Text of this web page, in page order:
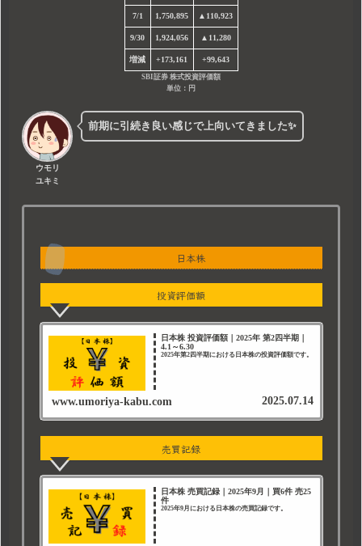
7/1 1,750,895 ▲110,923
9/30 1,924,056 ▲11,280
増減 +173,161 +99,643
SBI証券 株式投資評価額
単位：円
ウモリ
ユキミ
前期に引続き良い感じで上向いてきました✨
日本株
投資評価額
日本株 投資評価額｜2025年 第2四半期｜
4.1～6.30
2025年第2四半期における日本株の投資評価額です。
www.umoriya-kabu.com 2025.07.14
売買記録
日本株 売買記録｜2025年9月｜買6件 売25
件
2025年9月における日本株の売買記録です。